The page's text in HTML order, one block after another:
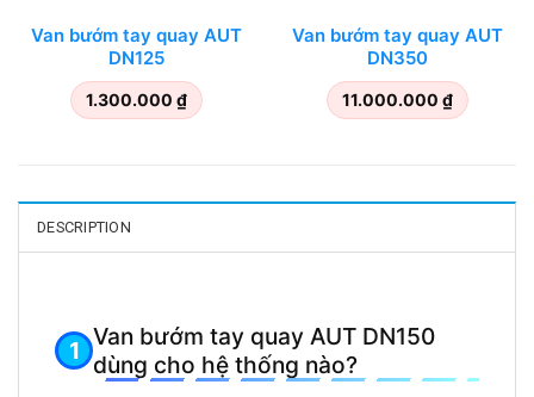
Van bướm tay quay AUT
DN125
1.300.000 ₫
Van bướm tay quay AUT
DN350
11.000.000 ₫
DESCRIPTION
Van bướm tay quay AUT DN150
dùng cho hệ thống nào?